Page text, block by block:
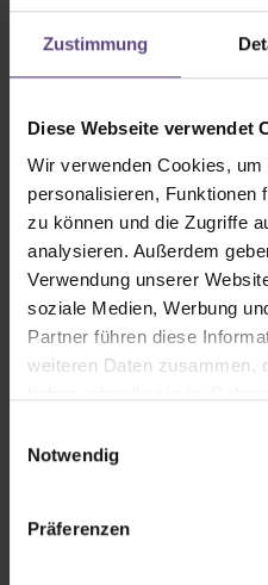
Zustimmung
Diese Webseite verwendet
Wir verwenden Cookies,
personalisieren, Funktionen
zu können und die Zugriffe
analysieren. Außerdem
Verwendung unserer
soziale Medien, Werbung
Partner führen diese
weiteren Daten zusammen,
Notwendig
Präferenzen
Newsletter
Newsletter abonnieren